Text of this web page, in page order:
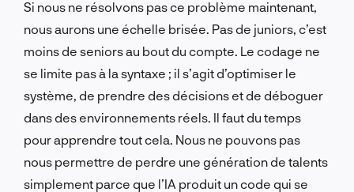
Si nous ne résolvons pas ce problème maintenant,
nous aurons une échelle brisée. Pas de juniors, c’est
moins de seniors au bout du compte. Le codage ne
se limite pas à la syntaxe ; il s’agit d’optimiser le
système, de prendre des décisions et de déboguer
dans des environnements réels. Il faut du temps
pour apprendre tout cela. Nous ne pouvons pas
nous permettre de perdre une génération de talents
simplement parce que l’IA produit un code qui se